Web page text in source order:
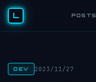
L POSTS
DEV 2023/11/27